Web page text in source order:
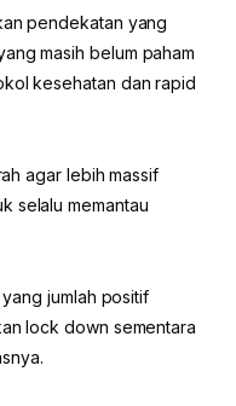
pendekatan yang
masih belum paham
kesehatan dan rapid
agar lebih massif
selalu memantau
yang jumlah positif
lock down sementara